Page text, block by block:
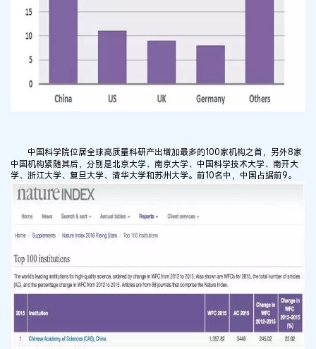
中国科学院位居全球高质量科研产出增加最多的100家机构之首，另外8家
中国机构紧随其后，分别是北京大学、南京大学、中国科学技术大学、南开大
学、浙江大学、复旦大学、清华大学和苏州大学。前10名中，中国占据前9。